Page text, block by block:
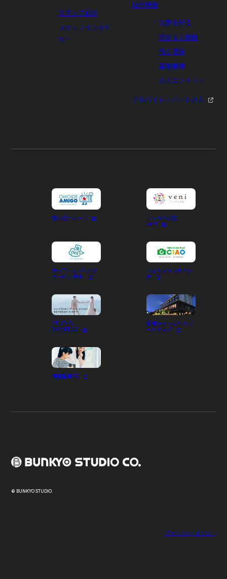
スタッフ紹介
スタッフインタビ
ュー
採用情報
文教を知る
求める人物像
働く環境
募集要項
求人エントリー
アルバイト・パート求人
想い出アミーゴ
レンタル琉装
veni
カメラシェアリング
サービス PaN
フォトスタジオチャ
オ
STUDIO
SOMEDAY
彦根キャッスル リゾ
ート＆スパ
個別指導ER
© BUNKYO STUDIO.
プライバシーポリシー